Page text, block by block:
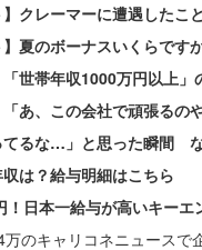
】クレーマーに遭遇したこ
】夏のボーナスいくらです
「世帯年収1000万円以上
「あ、この会社で頑張るの
てるな…」と思った瞬間
は？給与明細はこちら
日本一給与が高いキーエ
万のキャリコネニュースで